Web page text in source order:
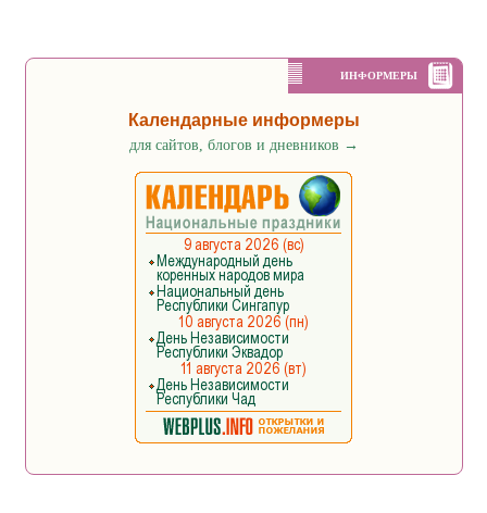
ИНФОРМЕРЫ
Календарные информеры
для сайтов, блогов и дневников →